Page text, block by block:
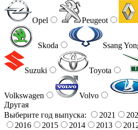
Opel Peugeot
Skoda Ssang
Suzuki Toyota
Volkswagen Volvo
Другая
Выберите год выпуска:
2021
2016
2015 2014 2013